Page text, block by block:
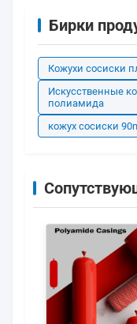
Бирки
Кожухи сосиски
Искусственные
полиамида
кожух сосиски